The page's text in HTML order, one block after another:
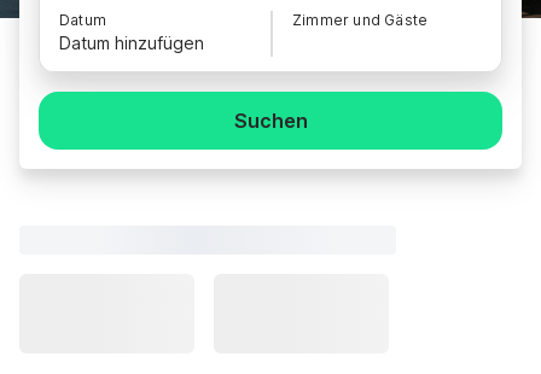
Datum
Datum hinzufügen
Zimmer und Gäste
Suchen